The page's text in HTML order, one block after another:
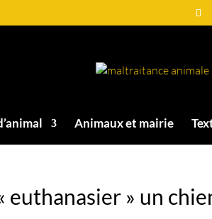
Animaux et mairie
euthanasier » un